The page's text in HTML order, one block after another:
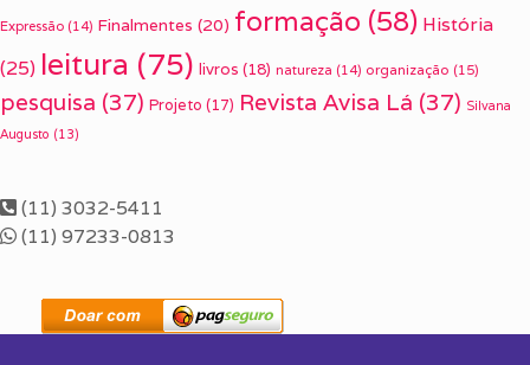
Expressão (14) Finalmentes (20) formação (58) História
(25) leitura (75) livros (18) natureza (14) organização (15)
pesquisa (37) Projeto (17) Revista Avisa Lá (37) Silvana
Augusto (13)
(11) 3032-5411
(11) 97233-0813